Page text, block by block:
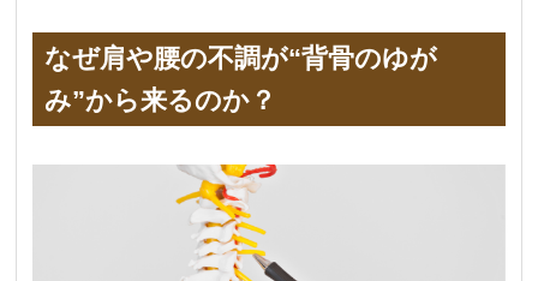
なぜ肩や腰の不調が“背骨のゆが
み”から来るのか？